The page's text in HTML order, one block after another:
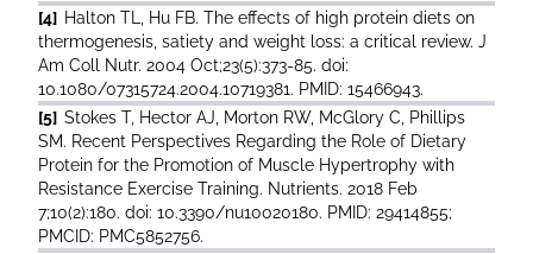
[4] Halton TL, Hu FB. The effects of high protein diets on
thermogenesis, satiety and weight loss: a critical review. J
Am Coll Nutr. 2004 Oct;23(5):373-85. doi:
10.1080/07315724.2004.10719381. PMID: 15466943.
[5] Stokes T, Hector AJ, Morton RW, McGlory C, Phillips
SM. Recent Perspectives Regarding the Role of Dietary
Protein for the Promotion of Muscle Hypertrophy with
Resistance Exercise Training. Nutrients. 2018 Feb
7;10(2):180. doi: 10.3390/nu10020180. PMID: 29414855;
PMCID: PMC5852756.